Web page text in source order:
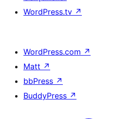
WordPress.tv ↗
WordPress.com ↗
Matt ↗
bbPress ↗
BuddyPress ↗